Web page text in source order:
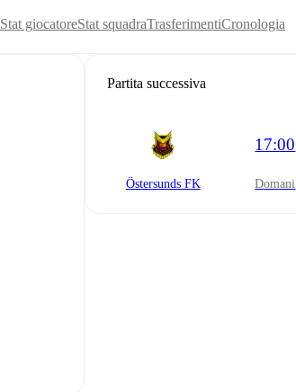
Stat giocatoreStat squadraTrasferimentiCronologia
Partita successiva
Östersunds FK
17:00
domani